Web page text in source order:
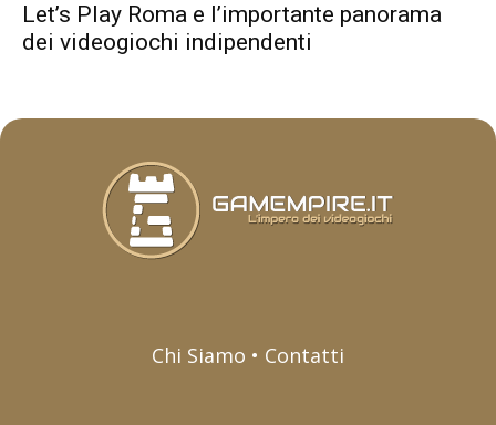
Let’s Play Roma e l’importante panorama
dei videogiochi indipendenti
Chi Siamo • Contatti